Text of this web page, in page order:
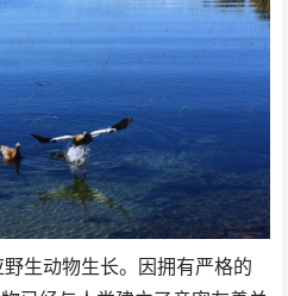
动物生长。因拥有严格的